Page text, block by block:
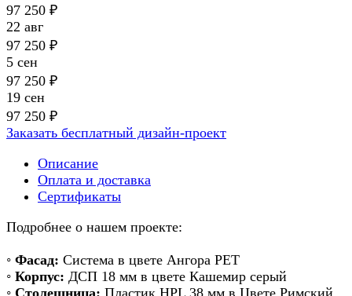
97 250 ₽
22 авг
97 250 ₽
5 сен
97 250 ₽
19 сен
97 250 ₽
Заказать бесплатный дизайн-проект
Описание
Оплата и доставка
Сертификаты
Подробнее о нашем проекте:
◦ Фасад: Система в цвете Ангора РЕТ
◦ Корпус: ДСП 18 мм в цвете Кашемир серый
◦ Столешница: Пластик HPL 38 мм в Цвете Римский